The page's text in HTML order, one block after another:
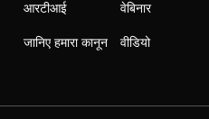
आरटीआई
जानिए हमारा कानून
वेबिनार
वीडियो